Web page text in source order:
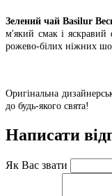
Зелений чай Basilur
м'який смак і
рожево-білих ніжних
Оригінальна
до будь-якого свята!
Написати
Як Вас звати